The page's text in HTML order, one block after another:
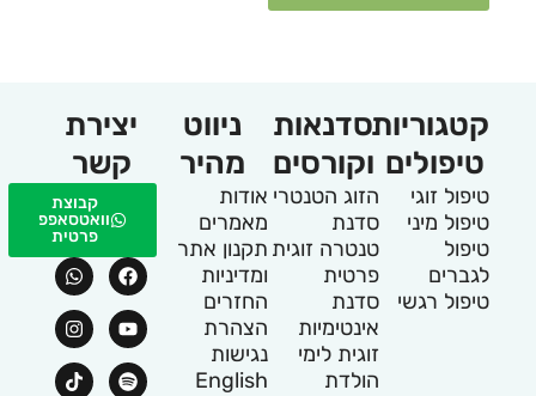
קטגוריות
טיפולים
טיפול זוגי
טיפול מיני
טיפול
לגברים
טיפול רגשי
סדנאות
וקורסים
הזוג הטנטרי
סדנת
טנטרה זוגית
פרטית
סדנת
אינטימיות
זוגית לימי
הולדת
ניווט
מהיר
אודות
מאמרים
תקנון אתר
ומדיניות
החזרים
הצהרת
נגישות
English
יצירת
קשר
קבוצת
וואטסאפפ
פרטית